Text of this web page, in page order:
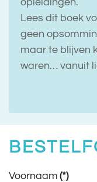
Lees dit boek
geen
maar te blijven
waren… vanuit
Voornaam (*)